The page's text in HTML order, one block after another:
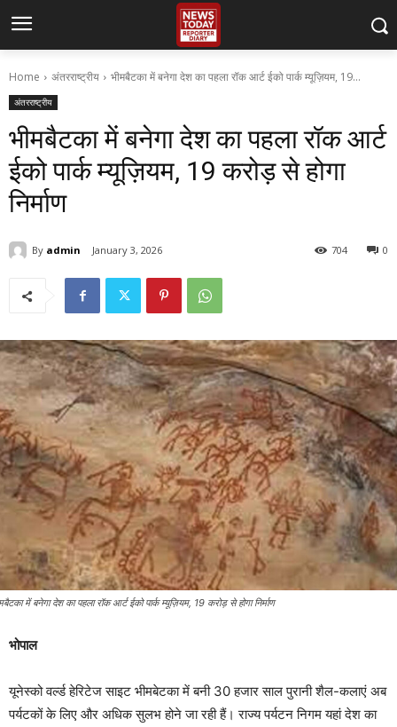
Home अंतरराष्ट्रीय भीमबैटका में बनेगा देश का पहला रॉक आर्ट ईको पार्क म्यूज़ियम, 19...
अंतरराष्ट्रीय
भीमबैटका में बनेगा देश का पहला रॉक आर्ट
ईको पार्क म्यूज़ियम, 19 करोड़ से होगा
निर्माण
By admin January 3, 2026 0
704
में बनेगा देश का पहला रॉक आर्ट ईको पार्क म्यूज़ियम, 19 करोड़ से होगा निर्माण
भोपाल
यूनेस्को वर्ल्ड हेरिटेज साइट भीमबेटका में बनी 30 हजार साल पुरानी शैल-कलाएं अब
पर्यटकों के लिए और अधिक सुलभ होने जा रही हैं। राज्य पर्यटन निगम यहां देश का